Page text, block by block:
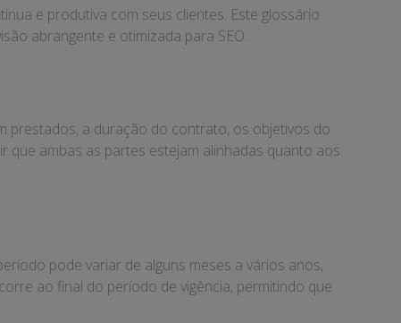
e produtiva com seus clientes. Este glossário
abrangente e otimizada para SEO.
prestados, a duração do contrato, os objetivos do
que ambas as partes estejam alinhadas quanto aos
pode variar de alguns meses a vários anos,
ao final do período de vigência, permitindo que